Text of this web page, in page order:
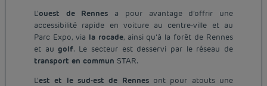
L’ouest de Rennes a pour avantage d’offrir une
accessibilité rapide en voiture au centre-ville et au
Parc Expo, via la rocade, ainsi qu’à la forêt de Rennes
et augolf. Le secteur est desservi par le réseau de
transport en commun STAR.
L’est et le sud-est de Rennesont pour atouts une